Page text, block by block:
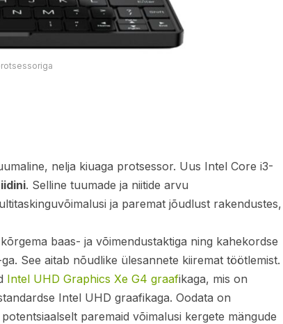
nelja kiuaga protsessor. Uus Intel Core i3-
. Selline tuumade ja niitide arvu
ja paremat jõudlust rakendustes,
baas- ja võimendustaktiga ning kahekordse
See aitab nõudlike ülesannete kiiremat töötlemist.
Intel UHD Graphics Xe G4 graafikaga, mis on
Intel UHD graafikaga. Oodata on
paremaid võimalusi kergete mängude